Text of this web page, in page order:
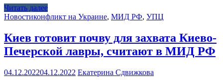
Читать далее
Новостиконфликт на Украине, МИД РФ, УПЦ
Киев готовит почву для захвата Киево-
Печерской лавры, считают в МИД РФ
04.12.202204.12.2022 Екатерина Сдвижкова